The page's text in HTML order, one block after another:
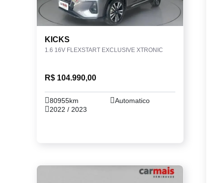
KICKS
1.6 16V FLEXSTART EXCLUSIVE XTRONIC
R$ 104.990,00
80955km
Automatico
2022 / 2023